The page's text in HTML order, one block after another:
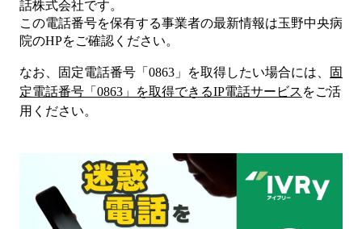
話株式会社です。
この電話番号を保有する事業者の最新情報は玉野中央病
院のHPをご確認ください。
なお、固定電話番号「 0863 」を取得したい場合には、
固
定電話番号「 0863 」を取得できるIP電話サービス をご活
用ください。